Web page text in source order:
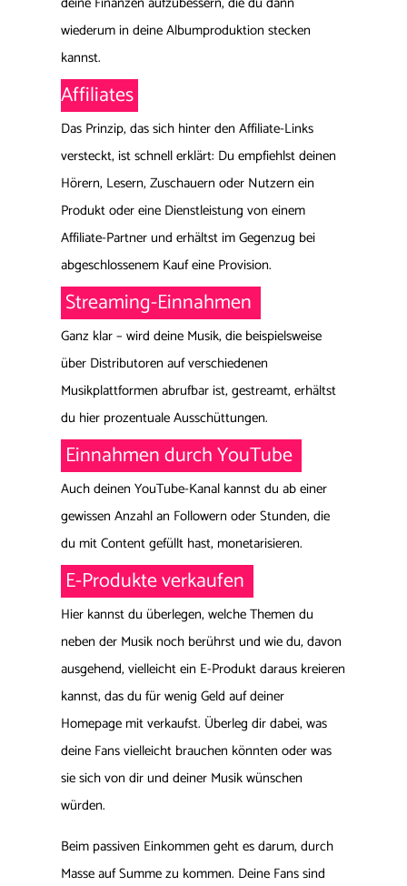
wiederum in deine Albumproduktion stecken
kannst.
Affiliates
Das Prinzip, das sich hinter den Affiliate-Links
versteckt, ist schnell erklärt: Du empfiehlst deinen
Hörern, Lesern, Zuschauern oder Nutzern ein
Produkt oder eine Dienstleistung von einem
Affiliate-Partner und erhältst im Gegenzug bei
abgeschlossenem Kauf eine Provision.
Streaming-Einnahmen
Ganz klar – wird deine Musik, die beispielsweise
über Distributoren auf verschiedenen
Musikplattformen abrufbar ist, gestreamt, erhältst
du hier prozentuale Ausschüttungen.
Einnahmen durch YouTube
Auch deinen YouTube-Kanal kannst du ab einer
gewissen Anzahl an Followern oder Stunden, die
du mit Content gefüllt hast, monetarisieren.
E-Produkte verkaufen
Hier kannst du überlegen, welche Themen du
neben der Musik noch berührst und wie du, davon
ausgehend, vielleicht ein E-Produkt daraus kreieren
kannst, das du für wenig Geld auf deiner
Homepage mit verkaufst. Überleg dir dabei, was
deine Fans vielleicht brauchen könnten oder was
sie sich von dir und deiner Musik wünschen
würden.
Beim passiven Einkommen geht es darum, durch
Masse auf Summe zu kommen. Deine Fans sind